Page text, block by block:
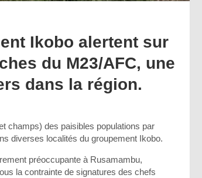
Ikobo alertent sur
du M23/AFC, une
dans la région.
champs) des paisibles populations par
diverses localités du groupement Ikobo.
préoccupante à Rusamambu,
la contrainte de signatures des chefs